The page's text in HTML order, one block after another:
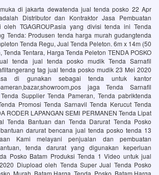
di jakarta dewatenda jual tenda posko 22 Apr
Distributor dan Kontraktor Jasa Pembuatan
TGAGROUP.asia yang divisi tenda ini Tenda
Tenda: Produsen tenda harga murah gudangtenda
Tenda Regu, Jual Tenda Peleton. 6m x 14m (50
Tenda Tentara, Harga Tenda Peleton TENDA POSKO
tenda jual tenda posko mudik Tenda Sarnafil
tag jual tenda posko mudik 23 Mei 2020
di gunakan sebagai tenda untuk kantor
jaga Tenda Sarnafil
Supplier Tenda Pameran, Tenda pabriktenda
Promosi Tenda Sarnavil Tenda Kerucut Tenda
RODER LAPANGAN SEMI PERMANEN Tenda Lipat
Tenda Bantuan dan Tenda Darurat Tenda Posko
darurat bencana jual tenda posko tenda 13
Kami melayani penjualan dan pembuatan
tenda darurat yang digunakan keperluan
Posko Batam Produksi Tenda 1 Video untuk jual
Diupload oleh Tenda Super Jual Tenda Posko
Murah Batam,Harga Tenda Posko Batam,Harga